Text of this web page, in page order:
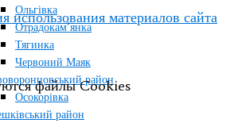
Ольгівка
Отрадокам’янка
Тягинка
Червоний Маяк
район
Осокорівка
район
использования материалов сайта
файлы Cookies